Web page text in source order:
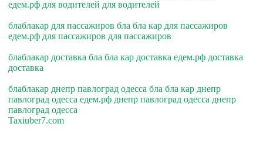
едем.рф для водителей для водителей
блаблакар для пассажиров бла бла кар для пассажиров
едем.рф для пассажиров для пассажиров
блаблакар доставка бла бла кар доставка едем.рф доставка
доставка
блаблакар днепр павлоград одесса бла бла кар днепр
павлоград одесса едем.рф днепр павлоград одесса днепр
павлоград одесса
Taxiuber7.com